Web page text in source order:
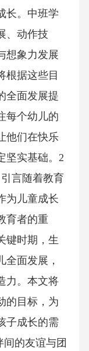
长。中班学
、动作技
想象力发展
根据这些目
全面发展提
每个幼儿的
他们在快乐
坚实基础。2
言随着教育
为儿童成长
育者的重
键时期，生
面发展，
力。本文将
的目标，为
子成长的需
的友谊与团